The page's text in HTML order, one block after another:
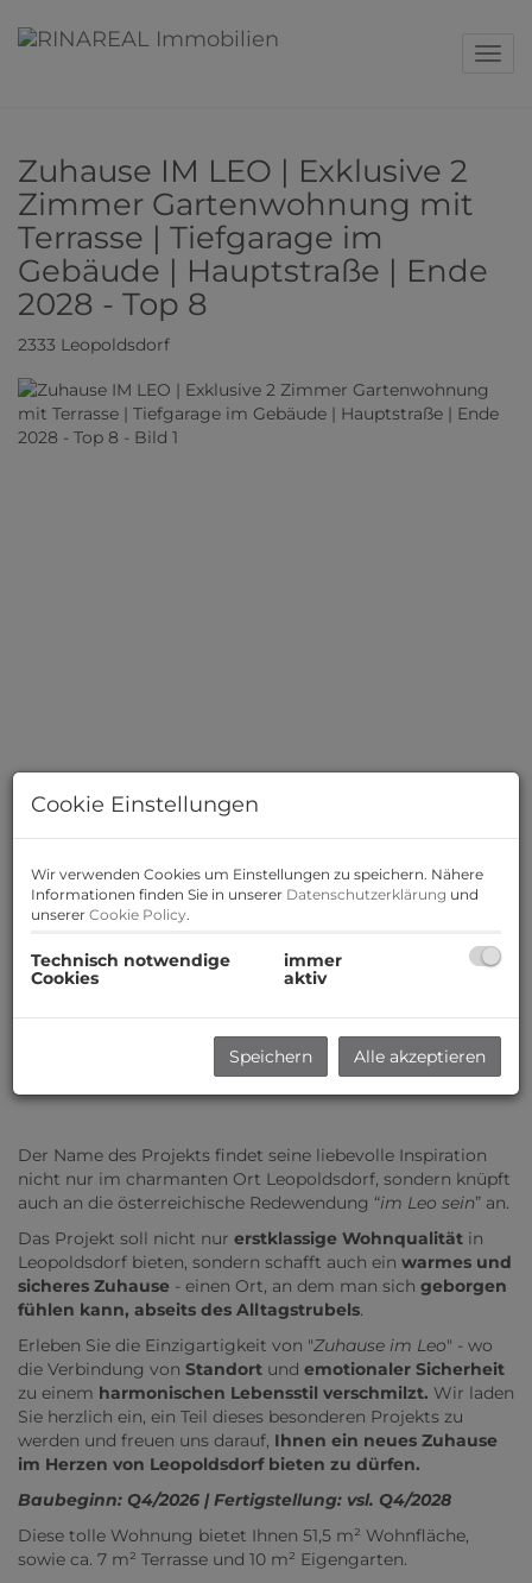
Zuhause IM LEO | Exklusive 2
Zimmer Gartenwohnung mit
Terrasse | Tiefgarage im
Gebäude | Hauptstraße | Ende
2028 - Top 8
2333 Leopoldsdorf
Beschreibung
Zum Verkauf gelangt eine durchdacht geplante 2
Zimmer Wohnung mit Terrasse und Garten im
Erdgeschoss eines modernen Neubau-Projekts in 2333
Der Name des Projekts findet seine liebevolle Inspiration
nicht nur im charmanten Ort Leopoldsdorf, sondern knüpft
auch an die österreichische Redewendung “im Leo sein” an.
Das Projekt soll nicht nur erstklassige Wohnqualität in
Leopoldsdorf bieten, sondern schafft auch ein warmes und
sicheres Zuhause - einen Ort, an dem man sich geborgen
fühlen kann, abseits des Alltagstrubels.
Erleben Sie die Einzigartigkeit von "Zuhause im Leo" - wo
die Verbindung von Standort und emotionaler Sicherheit
zu einem harmonischen Lebensstil verschmilzt. Wir laden
Sie herzlich ein, ein Teil dieses besonderen Projekts zu
werden und freuen uns darauf, Ihnen ein neues Zuhause
im Herzen von Leopoldsdorf bieten zu dürfen.
Baubeginn: Q4/2026 | Fertigstellung: vsl. Q4/2028
Diese tolle Wohnung bietet Ihnen 51,5 m² Wohnfläche,
sowie ca. 7 m² Terrasse und 10 m² Eigengarten.
Cookie Einstellungen
Wir verwenden Cookies um Einstellungen zu speichern. Nähere
Informationen finden Sie in unserer Datenschutzerklärung und
unserer Cookie Policy.
Technisch notwendige
Cookies
immer
aktiv
Speichern Alle akzeptieren